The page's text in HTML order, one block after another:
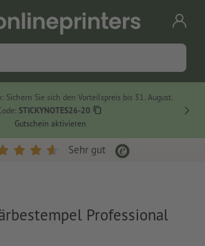
Sichern Sie sich den Vorteilspreis bis 31. August.
STICKYNOTES26-20
Gutschein aktivieren
Sehr gut
Professional